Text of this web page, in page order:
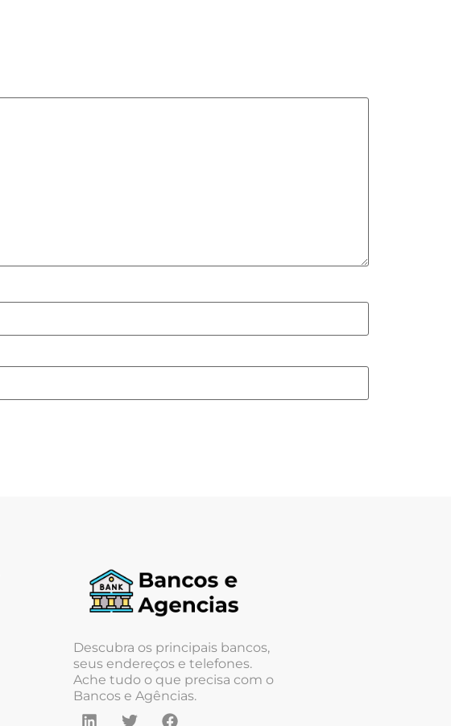
Descubra os principais bancos,
seus endereços e telefones.
Ache tudo o que precisa com o
Bancos e Agências.